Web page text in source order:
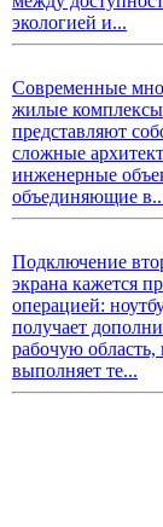
экологией и...
Современные
жилые комплексы
представляют
сложные
инженерные
объединяющие
Подключение
экрана кажется
операцией:
получает
рабочую область,
выполняет те...